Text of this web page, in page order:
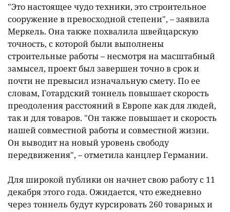
"Это настоящее чудо техники, это строительное
сооружение в превосходной степени", – заявила
Меркель. Она также похвалила швейцарскую
точность, с которой были выполнены
строительные работы – несмотря на масштабный
замысел, проект был завершен точно в срок и
почти не превысил изначальную смету. По ее
словам, Готардский тоннель повышает скорость
преодоления расстояний в Европе как для людей,
так и для товаров. "Он также повышает и скорость
нашей совместной работы и совместной жизни.
Он выводит на новый уровень свободу
передвижения", – отметила канцлер Германии.
Для широкой публики он начнет свою работу с 11
декабря этого года. Ожидается, что ежедневно
через тоннель будут курсировать 260 товарных и